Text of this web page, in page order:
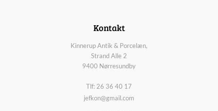
Kontakt
Kinnerup Antik & Porcelæn,
Strand Alle 2
9400 Nørresundby
Tlf: 26 36 40 17
jefkon@gmail.com